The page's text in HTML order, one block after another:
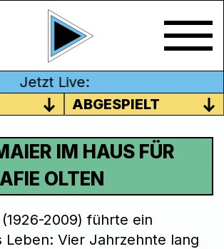
Jetzt Live:
ABGESPIELT
IM HAUS FÜR
OLTEN
2009) führte ein
Leben: Vier Jahrzehnte lang